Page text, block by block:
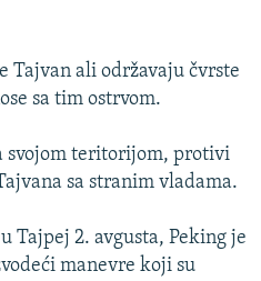
Tajvan ali održavaju čvrste
sa tim ostrvom.
svojom teritorijom, protivi
sa stranim vladama.
Tajpej 2. avgusta, Peking je
manevre koji su